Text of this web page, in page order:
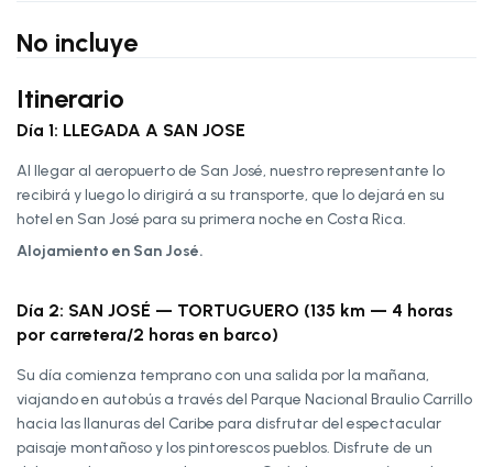
No incluye
Itinerario
Día 1: LLEGADA A SAN JOSE
Al llegar al aeropuerto de San José, nuestro representante lo
recibirá y luego lo dirigirá a su transporte, que lo dejará en su
hotel en San José para su primera noche en Costa Rica.
Alojamiento en San José.
Día 2: SAN JOSÉ — TORTUGUERO (135 km — 4 horas
por carretera/2 horas en barco)
Su día comienza temprano con una salida por la mañana,
viajando en autobús a través del Parque Nacional Braulio Carrillo
hacia las llanuras del Caribe para disfrutar del espectacular
paisaje montañoso y los pintorescos pueblos. Disfrute de un